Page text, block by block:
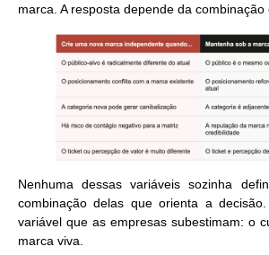
marca. A resposta depende da combinação
Nenhuma dessas variáveis sozinha
combinação delas que orienta a
variável que as empresas subestimam: o
marca viva.